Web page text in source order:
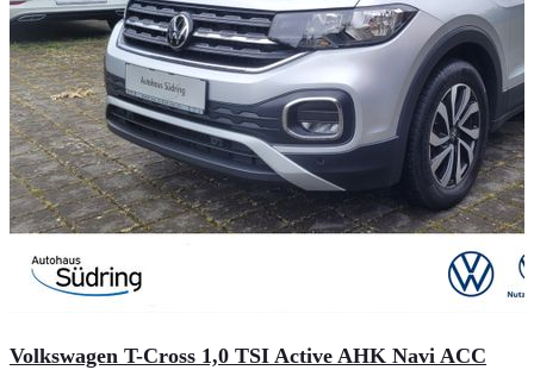
Volkswagen T-Cross 1,0 TSI Active AHK Navi ACC